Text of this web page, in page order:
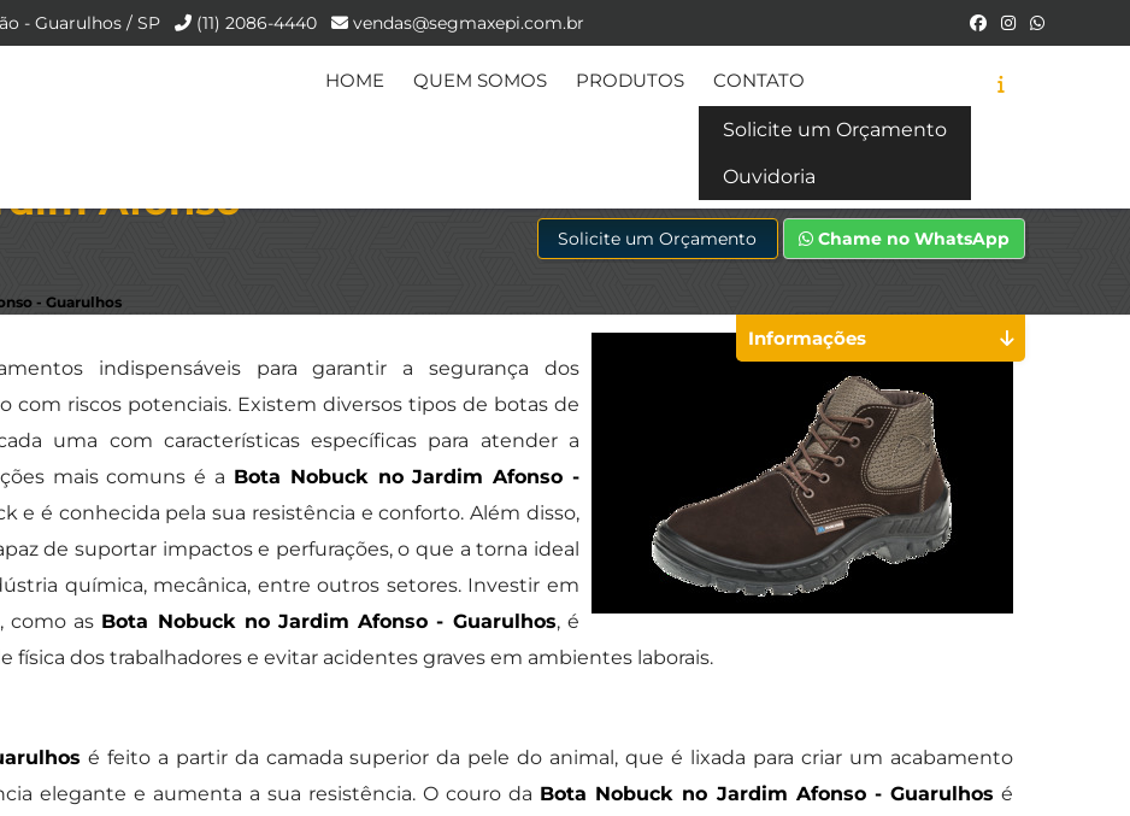
- Guarulhos / SP (11) 2086-4440 vendas@segmaxepi.com.br
HOME QUEM SOMOS PRODUTOS CONTATO
Solicite um Orçamento
Ouvidoria
Afonso -
- Guarulhos
Solicite um Orçamento Chame no WhatsApp
indispensáveis para garantir a segurança dos
com riscos potenciais. Existem diversos tipos de botas de
uma com características específicas para atender a
mais comuns é a Bota Nobuck no Jardim Afonso -
e é conhecida pela sua resistência e conforto. Além disso,
de suportar impactos e perfurações, o que a torna ideal
química, mecânica, entre outros setores. Investir em
como as Bota Nobuck no Jardim Afonso - Guarulhos, é
dos trabalhadores e evitar acidentes graves em ambientes laborais.
é feito a partir da camada superior da pele do animal, que é lixada para criar um acabamento
elegante e aumenta a sua resistência. O couro da Bota Nobuck no Jardim Afonso - Guarulhos é
Informações